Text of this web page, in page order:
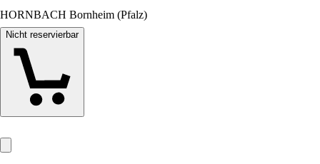
HORNBACH Bornheim (Pfalz)
Nicht reservierbar